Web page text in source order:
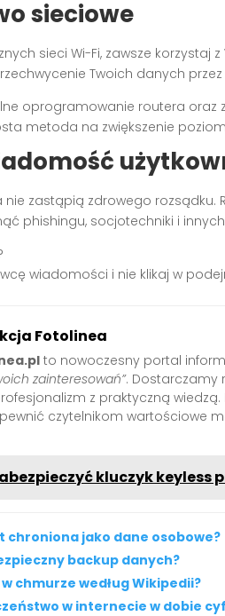
sieciowe
sieci Wi-Fi, zawsze korzystaj z
Twoich danych
oprogramowanie routera oraz
metoda na zwiększenie
nie zastąpią zdrowego rozsądku.
phishingu, socjotechniki i
wiadomości i nie klikaj w
Fotolinea
to nowoczesny portal
zainteresowań”. Dostarczamy
z praktyczną
czytelnikom wartościowe
kluczyk keyless
chroniona jako dane osobowe?
backup danych?
chmurze według Wikipedii?
w internecie w dobie